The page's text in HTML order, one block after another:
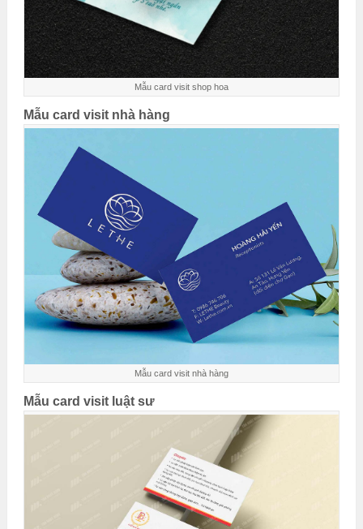
Mẫu card visit shop hoa
Mẫu card visit nhà hàng
Mẫu card visit nhà hàng
Mẫu card visit luật sư